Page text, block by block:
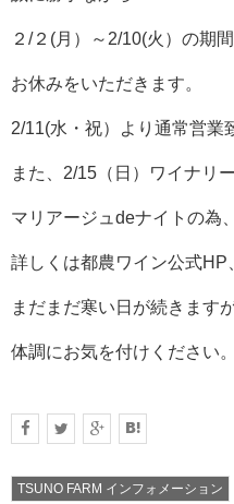
２/２(月）～2/10(火）の期間
お休みをいただきます。
2/11(水・祝）より通常営業
また、2/15（日）ワイナリ
マリアージュdeナイトの為
詳しくは都農ワイン公式HP
まだまだ寒い日が続きます
体調にお気を付けください。
TSUNO FARM インフォメーション